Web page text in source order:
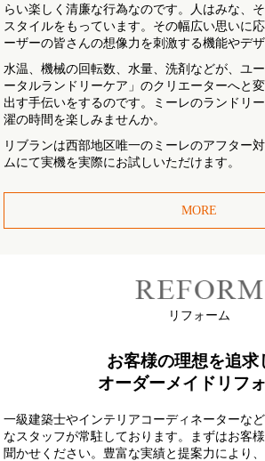
らい楽しく清廉な行為なのです。人はみな、
スタイルをもっています。その幅広い思いに
ーザーの皆さんの想像力を刺激する機能やデ
水温、機械の回転数、水量、洗剤などが、ユ
ータルランドリーケア」のクリエーターへと
出す手伝いをするのです。ミーレのランドリ
濯の時間を楽しみませんか。
リブランは西部地区唯一のミーレのアフター
ムにて実機を実際にお試しいただけます。
MORE
リフォーム
お客様の理想を追求
オーダーメイドリフ
一級建築士やインテリアコーディネーターな
なスタッフが常駐しております。まずはお客
聞かせください。豊富な実績と提案力により